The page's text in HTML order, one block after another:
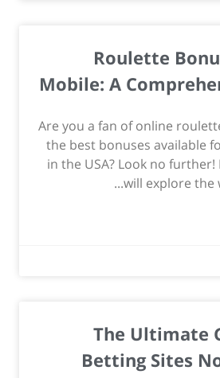
Roulette
Mobile: A
Are you a fan of online
the best bonuses available
in the USA? Look no
will explore the
The Ultimate
Betting Sites